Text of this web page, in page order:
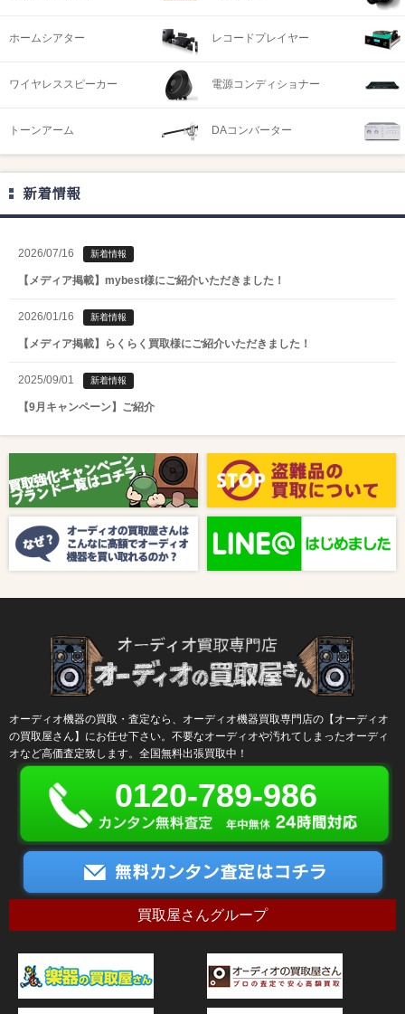
ホームシアター レコードプレイヤー
ワイヤレススピーカー 電源コンディショナー
トーンアーム DAコンバーター
新着情報
2026/07/16 新着情報
【メディア掲載】mybest様にご紹介いただきました！
2026/01/16 新着情報
【メディア掲載】らくらく買取様にご紹介いただきました！
2025/09/01 新着情報
【9月キャンペーン】ご紹介
【8月キャンペーン】ご紹介
2024/10/04 新着情報
【ラジオ番組放送のお知らせ】
オーディオ機器の買取・査定なら、オーディオ機器買取専門店の【オーディオ
の買取屋さん】にお任せ下さい。不要なオーディオや汚れてしまったオーディ
オなど高価査定致します。全国無料出張買取中！
0120-789-986
買取屋さんグループ